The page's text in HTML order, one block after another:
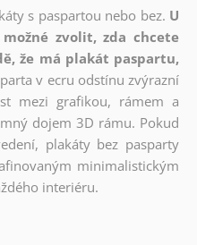
s paspartou nebo bez. U
zvolit, zda chcete
že má plakát paspartu,
v ecru odstínu zvýrazní
mezi grafikou, rámem a
dojem 3D rámu. Pokud
plakáty bez pasparty
minimalistickým
interiéru.